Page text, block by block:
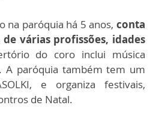
na paróquia há 5 anos, conta
várias profissões, idades
do coro inclui música
A paróquia também tem um
e organiza festivais,
de Natal.